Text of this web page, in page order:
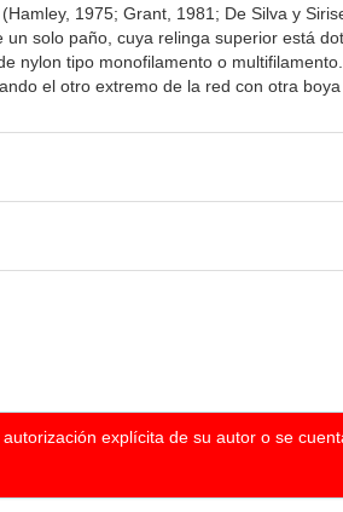
1975; Grant, 1981; De Silva y
solo paño, cuya relinga superior está
nylon tipo monofilamento o
el otro extremo de la red con otra
explícita de su autor o se